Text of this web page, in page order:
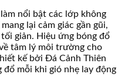
nổi bật các lớp không
lại cảm giác gần gũi,
giản. Hiệu ứng bóng đổ
tâm lý môi trường cho
kế bởi Đá Cảnh Thiên
mỗi khi gió nhẹ lay động